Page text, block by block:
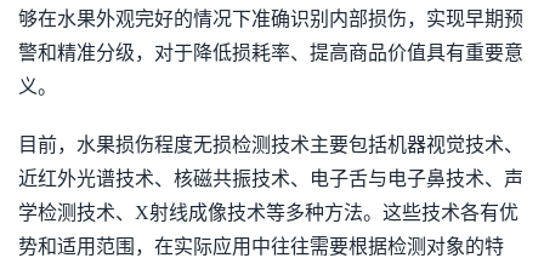
够在水果外观完好的情况下准确识别内部损伤，实现早期预
警和精准分级，对于降低损耗率、提高商品价值具有重要意
义。
目前，水果损伤程度无损检测技术主要包括机器视觉技术、
近红外光谱技术、核磁共振技术、电子舌与电子鼻技术、声
学检测技术、X射线成像技术等多种方法。这些技术各有优
势和适用范围，在实际应用中往往需要根据检测对象的特